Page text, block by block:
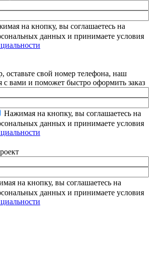
на кнопку, вы соглашаетесь на
данных и принимаете условия
оставьте свой номер телефона, наш
с вами и поможет быстро оформить заказ
Нажимая на кнопку, вы соглашаетесь на
данных и принимаете условия
на кнопку, вы соглашаетесь на
данных и принимаете условия